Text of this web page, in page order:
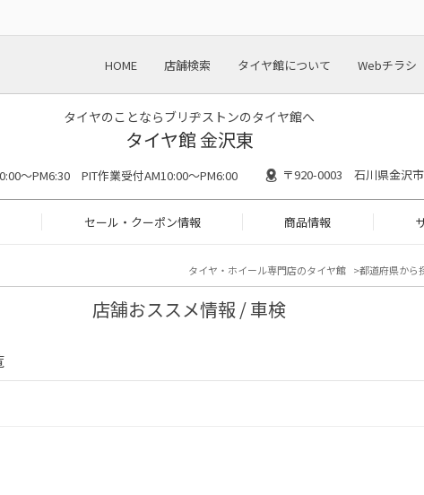
HOME 店舗検索 タイヤ館について Webチラシ
タイヤのことならブリヂストンのタイヤ館へ
タイヤ館 金沢東
～PM6:30 PIT作業受付AM10:00～PM6:00 〒920-0003 石川県金沢
セール・クーポン情報 商品情報
タイヤ・ホイール専門店のタイヤ館 都道府県から
店舗おススメ情報 / 車検